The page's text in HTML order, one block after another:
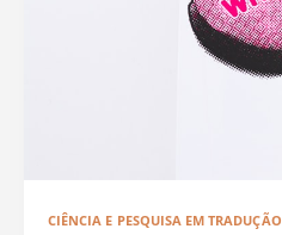
CIÊNCIA E PESQUISA EM TRADUÇÃO